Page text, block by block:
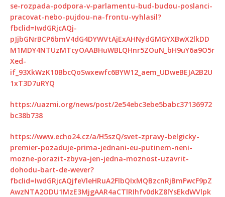
se-rozpada-podpora-v-parlamentu-bud-budou-poslanci-
pracovat-nebo-pujdou-na-frontu-vyhlasil?
fbclid=IwdGRjcAQj-
pJjbGNrBCP6bmV4dG4DYWVtAjExAHNydGMGYXBwX2lkDD
M1MDY4NTUzMTcyOAABHuWBLQHnr5ZOuN_bH9uY6a9O5r
Xed-
if_93XkWzK10BbcQoSwxewfc6BYW12_aem_UDweBEJA2B2U
1xT3D7uRYQ
https://uazmi.org/news/post/2e54ebc3ebe5babc37136972
bc38b738
https://www.echo24.cz/a/H5szQ/svet-zpravy-belgicky-
premier-pozaduje-prima-jednani-eu-putinem-neni-
mozne-porazit-zbyva-jen-jedna-moznost-uzavrit-
dohodu-bart-de-wever?
fbclid=IwdGRjcAQjfeVleHRuA2FlbQIxMQBzcnRjBmFwcF9pZ
AwzNTA2ODU1MzE3MjgAAR4aCTlRIhfv0dkZ8lYsEkdWVlpk